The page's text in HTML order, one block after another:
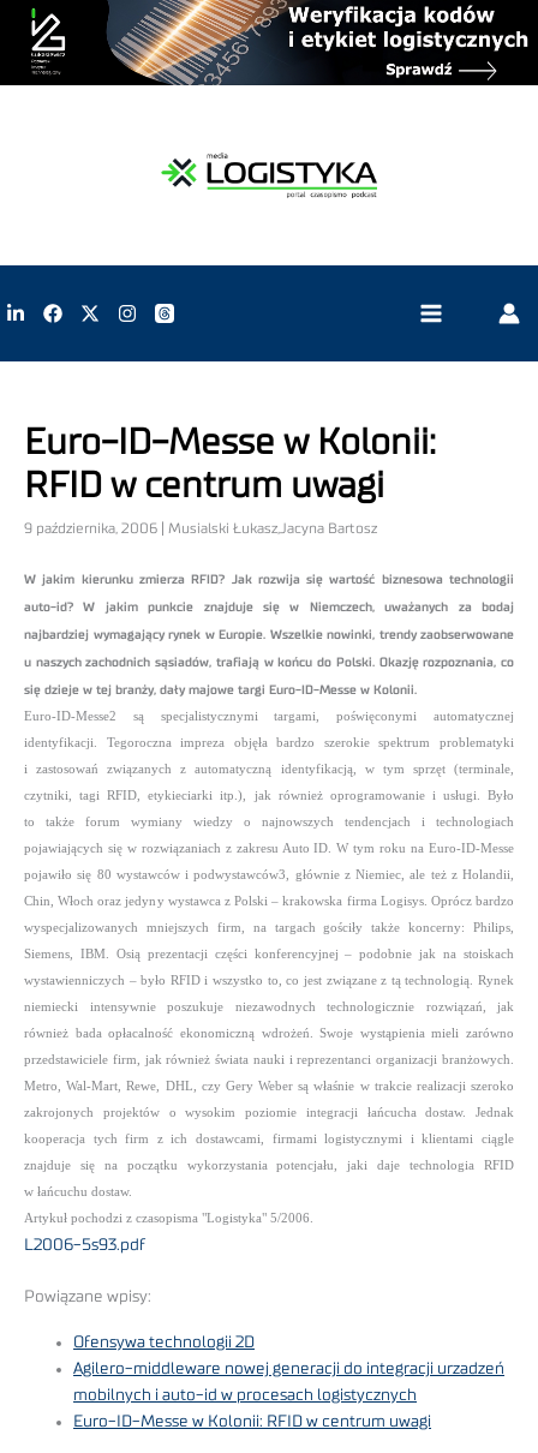
Euro-ID-Messe w Kolonii:
RFID w centrum uwagi
9 października, 2006 | Musialski Łukasz,Jacyna Bartosz
W jakim kierunku zmierza RFID? Jak rozwija się wartość biznesowa technologii
auto-id? W jakim punkcie znajduje się w Niemczech, uważanych za bodaj
najbardziej wymagający rynek w Europie. Wszelkie nowinki, trendy zaobserwowane
u naszych zachodnich sąsiadów, trafiają w końcu do Polski. Okazję rozpoznania, co
się dzieje w tej branży, dały majowe targi Euro-ID-Messe w Kolonii.
Euro-ID-Messe2 są specjalistycznymi targami, poświęconymi automatycznej
identyfikacji. Tegoroczna impreza objęła bardzo szerokiespektrum problematyki
i zastosowań związanych z automatyczną identyfikacją, w tym sprzęt (terminale,
czytniki, tagi RFID, etykieciarki itp.), jak również oprogramowanie i usługi. Było
to także forum wymiany wiedzy o najnowszych tendencjach i technologiach
pojawiających się w rozwiązaniach z zakresu Auto ID. W tym roku na Euro-ID-Messe
pojawiło się 80 wystawców i podwystawców3, głównie z Niemiec, ale też z Holandii,
Chin, Włoch oraz jedyny wystawca z Polski – krakowska firma Logisys. Oprócz bardzo
wyspecjalizowanych mniejszych firm, na targach gościły także koncerny: Philips,
Siemens, IBM. Osią prezentacji części konferencyjnej – podobnie jak na stoiskach
wystawienniczych – było RFID i wszystko to, co jest związane z tą technologią. Rynek
niemiecki intensywnie poszukuje niezawodnych technologicznie rozwiązań, jak
również bada opłacalność ekonomiczną wdrożeń. Swoje wystąpienia mieli zarówno
przedstawiciele firm, jak również świata nauki i reprezentanci organizacji branżowych.
Metro, Wal-Mart, Rewe, DHL, czy Gery Weber są właśnie w trakcie realizacji szeroko
zakrojonych projektów o wysokim poziomie integracji łańcucha dostaw. Jednak
kooperacja tych firm z ich dostawcami, firmami logistycznymi i klientami ciągle
znajduje się na początku wykorzystania potencjału, jaki daje technologia RFID
w łańcuchu dostaw.
Artykuł pochodzi z czasopisma "Logistyka" 5/2006.
L2006-5s93.pdf
Powiązane wpisy:
Ofensywa technologii 2D
Agilero-middleware nowej generacji do integracji urzadzeń
mobilnych i auto-id w procesach logistycznych
Euro-ID-Messe w Kolonii: RFID w centrum uwagi